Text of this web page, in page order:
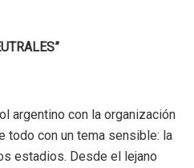
argentino con la organización
todo con un tema sensible: la
estadios. Desde el lejano